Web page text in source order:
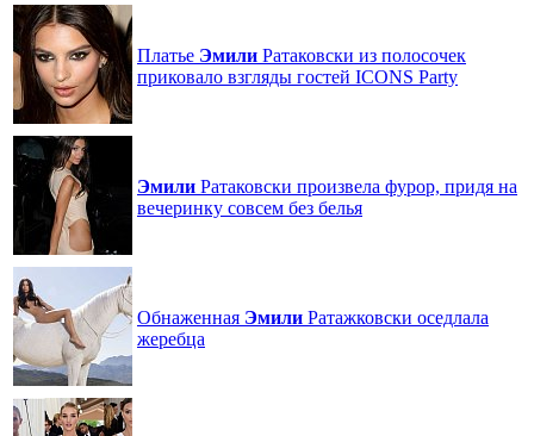
Платье Эмили Ратаковски из полосочек
приковало взгляды гостей ICONS Party
Эмили Ратаковски произвела фурор, придя на
вечеринку совсем без белья
Обнаженная Эмили Ратажковски оседлала
жеребца